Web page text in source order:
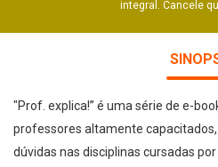
integral. Cancele
"Prof. explica!” é uma série de e-
professores altamente
dúvidas nas disciplinas cursadas